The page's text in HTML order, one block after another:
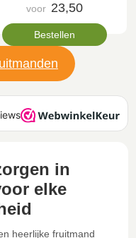
voor 23,50
Bestellen
in
elke
heerlijke fruitmand